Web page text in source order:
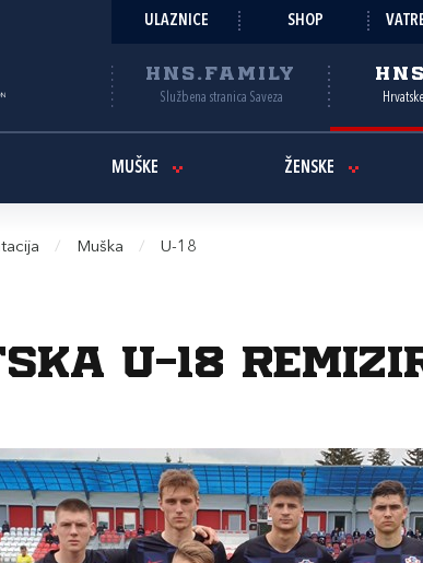
ULAZNICE SHOP
HNS.FAMILY
Službena stranica Saveza
MUŠKE ŽENSKE
/ Muška / U-18
U-18